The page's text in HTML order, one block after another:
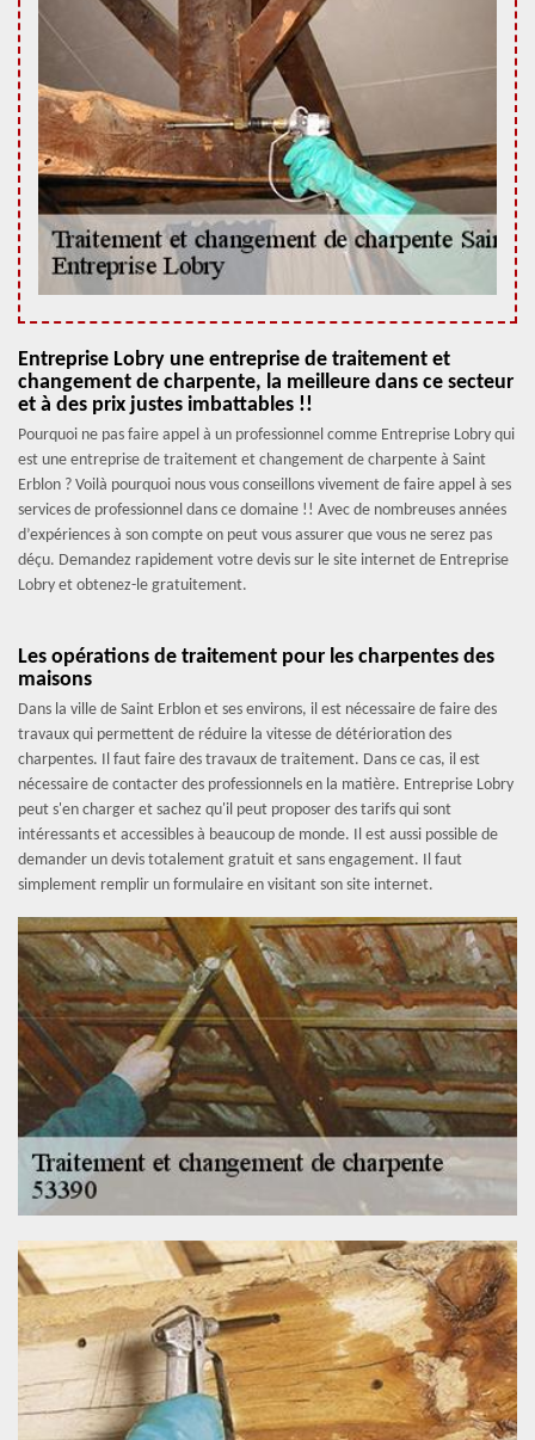
Entreprise Lobry une entreprise de traitement et
changement de charpente, la meilleure dans ce secteur
et à des prix justes imbattables !!
Pourquoi ne pas faire appel à un professionnel comme Entreprise Lobry qui
est une entreprise de traitement et changement de charpente à Saint
Erblon ? Voilà pourquoi nous vous conseillons vivement de faire appel à ses
services de professionnel dans ce domaine !! Avec de nombreuses années
d’expériences à son compte on peut vous assurer que vous ne serez pas
déçu. Demandez rapidement votre devis sur le site internet de Entreprise
Lobry et obtenez-le gratuitement.
Les opérations de traitement pour les charpentes des
maisons
Dans la ville de Saint Erblon et ses environs, il est nécessaire de faire des
travaux qui permettent de réduire la vitesse de détérioration des
charpentes. Il faut faire des travaux de traitement. Dans ce cas, il est
nécessaire de contacter des professionnels en la matière. Entreprise Lobry
peut s'en charger et sachez qu'il peut proposer des tarifs qui sont
intéressants et accessibles à beaucoup de monde. Il est aussi possible de
demander un devis totalement gratuit et sans engagement. Il faut
simplement remplir un formulaire en visitant son site internet.